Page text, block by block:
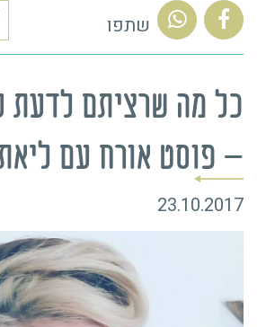
שתפו
כל מה שרציתם לדעת
– פוסט אורח עם
23.10.2017